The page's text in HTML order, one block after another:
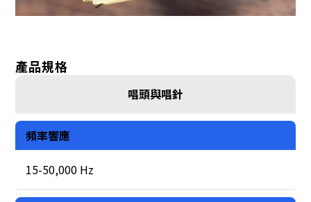
產品規格
唱頭與唱針
頻率響應
15-50,000 Hz